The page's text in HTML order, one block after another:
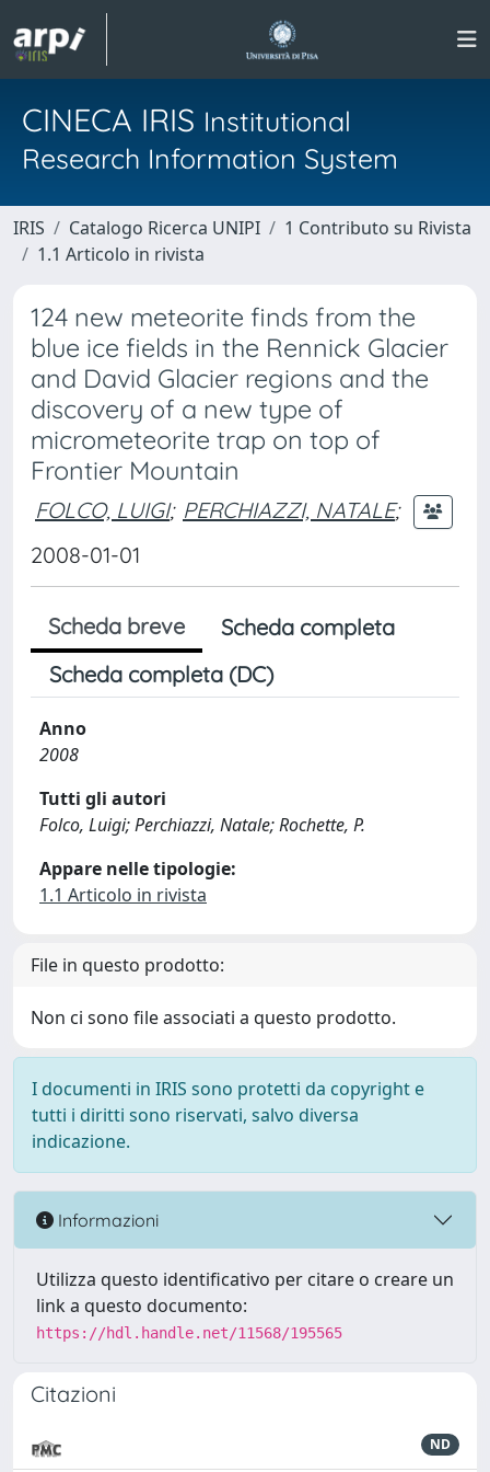
CINECA IRIS Institutional
Research Information System
IRIS Catalogo Ricerca UNIPI
1 Contributo su Rivista
1.1 Articolo in rivista
124 new meteorite finds from the
blue ice fields in the Rennick Glacier
and David Glacier regions and the
discovery of a new type of
micrometeorite trap on top of
Frontier Mountain
FOLCO, LUIGI; PERCHIAZZI, NATALE;
2008-01-01
Scheda breve
Scheda completa
Scheda completa (DC)
Anno
2008
Tutti gli autori
Folco, Luigi; Perchiazzi, Natale; Rochette, P.
Appare nelle tipologie:
1.1 Articolo in rivista
File in questo prodotto:
Non ci sono file associati a questo prodotto.
I documenti in IRIS sono protetti da copyright e
tutti i diritti sono riservati, salvo diversa
indicazione.
Informazioni
Utilizza questo identificativo per citare o creare un
link a questo documento:
https://hdl.handle.net/11568/195565
Citazioni
ND